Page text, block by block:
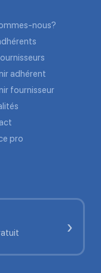
nous?
adhérent
fournisseur
pro
›